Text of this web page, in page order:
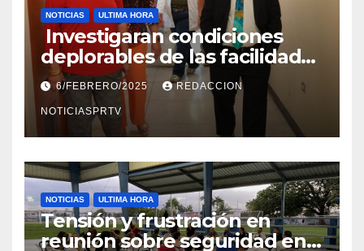
NOTICIAS ULTIMA HORA
Investigaran condiciones
deplorables de las facilidades
el Departamento de la Salud
en Mayagüez
6/FEBRERO/2025 REDACCION
NOTICIASPRTV
NOTICIAS ULTIMA HORA
Tensión y frustración en
reunión sobre seguridad en